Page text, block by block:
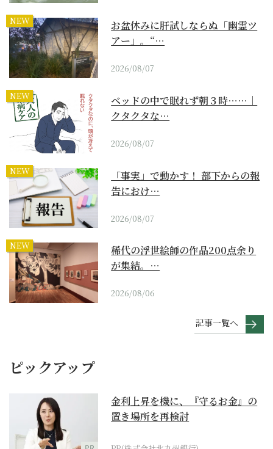
NEW
お盆休みに肝試しならぬ「幽霊ツ
アー」。“…
2026/08/07
NEW
ベッドの中で眠れず朝３時……｜
クタクタな…
2026/08/07
NEW
「事実」で動かす！ 部下からの報
告におけ…
2026/08/07
NEW
稀代の浮世絵師の作品200点余り
が集結。…
2026/08/06
記事一覧へ
ピックアップ
金利上昇を機に、『守るお金』の
置き場所を再検討